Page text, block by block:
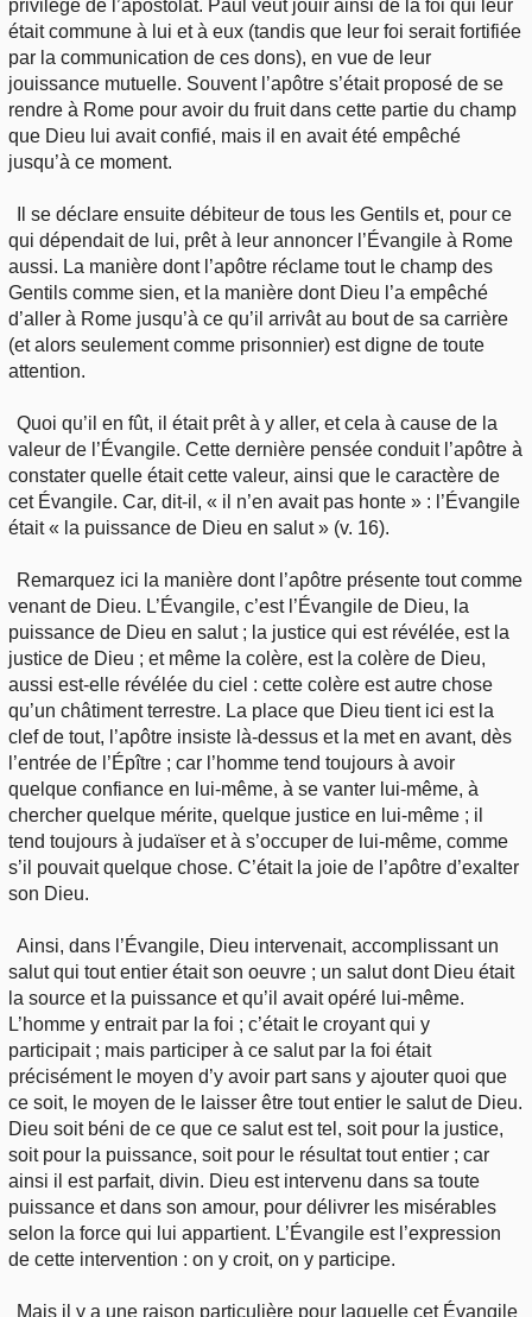
privilège de l’apostolat. Paul veut jouir ainsi de la foi qui leur
était commune à lui et à eux (tandis que leur foi serait fortifiée
par la communication de ces dons), en vue de leur
jouissance mutuelle. Souvent l’apôtre s’était proposé de se
rendre à Rome pour avoir du fruit dans cette partie du champ
que Dieu lui avait confié, mais il en avait été empêché
jusqu’à ce moment.
Il se déclare ensuite débiteur de tous les Gentils et, pour ce
qui dépendait de lui, prêt à leur annoncer l’Évangile à Rome
aussi. La manière dont l’apôtre réclame tout le champ des
Gentils comme sien, et la manière dont Dieu l’a empêché
d’aller à Rome jusqu’à ce qu’il arrivât au bout de sa carrière
(et alors seulement comme prisonnier) est digne de toute
attention.
Quoi qu’il en fût, il était prêt à y aller, et cela à cause de la
valeur de l’Évangile. Cette dernière pensée conduit l’apôtre à
constater quelle était cette valeur, ainsi que le caractère de
cet Évangile. Car, dit-il, « il n’en avait pas honte » : l’Évangile
était « la puissance de Dieu en salut » (v. 16).
Remarquez ici la manière dont l’apôtre présente tout comme
venant de Dieu. L’Évangile, c’est l’Évangile de Dieu, la
puissance de Dieu en salut ; la justice qui est révélée, est la
justice de Dieu ; et même la colère, est la colère de Dieu,
aussi est-elle révélée du ciel : cette colère est autre chose
qu’un châtiment terrestre. La place que Dieu tient ici est la
clef de tout, l’apôtre insiste là-dessus et la met en avant, dès
l’entrée de l’Épître ; car l’homme tend toujours à avoir
quelque confiance en lui-même, à se vanter lui-même, à
chercher quelque mérite, quelque justice en lui-même ; il
tend toujours à judaïser et à s’occuper de lui-même, comme
s’il pouvait quelque chose. C’était la joie de l’apôtre d’exalter
son Dieu.
Ainsi, dans l’Évangile, Dieu intervenait, accomplissant un
salut qui tout entier était son oeuvre ; un salut dont Dieu était
la source et la puissance et qu’il avait opéré lui-même.
L’homme y entrait par la foi ; c’était le croyant qui y
participait ; mais participer à ce salut par la foi était
précisément le moyen d’y avoir part sans y ajouter quoi que
ce soit, le moyen de le laisser être tout entier le salut de Dieu.
Dieu soit béni de ce que ce salut est tel, soit pour la justice,
soit pour la puissance, soit pour le résultat tout entier ; car
ainsi il est parfait, divin. Dieu est intervenu dans sa toute
puissance et dans son amour, pour délivrer les misérables
selon la force qui lui appartient. L’Évangile est l’expression
de cette intervention : on y croit, on y participe.
Mais il y a une raison particulière pour laquelle cet Évangile